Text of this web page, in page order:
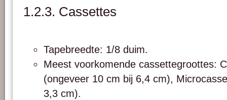
1.2.3. Cassettes
Tapebreedte: 1/8 duim.
Meest voorkomende cassettegroottes:
(ongeveer 10 cm bij 6,4 cm),
3,3 cm).